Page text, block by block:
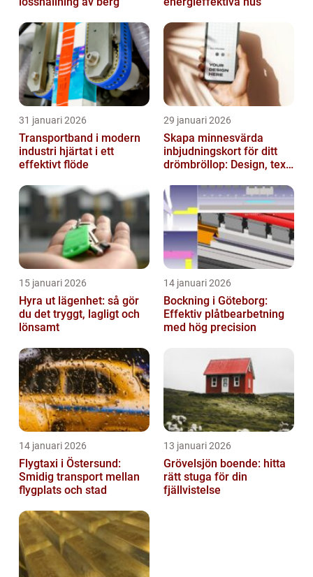
31 januari 2026
Transportband i modern
industri hjärtat i ett
effektivt flöde
29 januari 2026
Skapa minnesvärda
inbjudningskort för ditt
drömbröllop: Design, text
15 januari 2026
Hyra ut lägenhet: så gör
du det tryggt, lagligt och
lönsamt
14 januari 2026
Bockning i Göteborg:
Effektiv plåtbearbetning
med hög precision
14 januari 2026
Flygtaxi i Östersund:
Smidig transport mellan
flygplats och stad
13 januari 2026
Grövelsjön boende: hitta
rätt stuga för din
fjällvistelse